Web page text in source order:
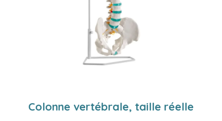
Colonne vertébrale, taille réelle